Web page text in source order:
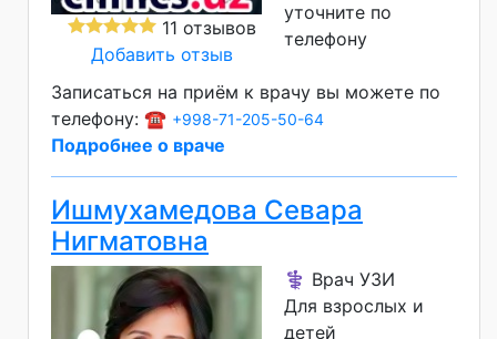
11 отзывов
Добавить отзыв
уточните по
телефону
Записаться на приём к врачу вы можете по
телефону: ☎️ +998-71-205-50-64
Подробнее о враче
Ишмухамедова Севара
Нигматовна
⚕️ Врач УЗИ
Для взрослых и
детей